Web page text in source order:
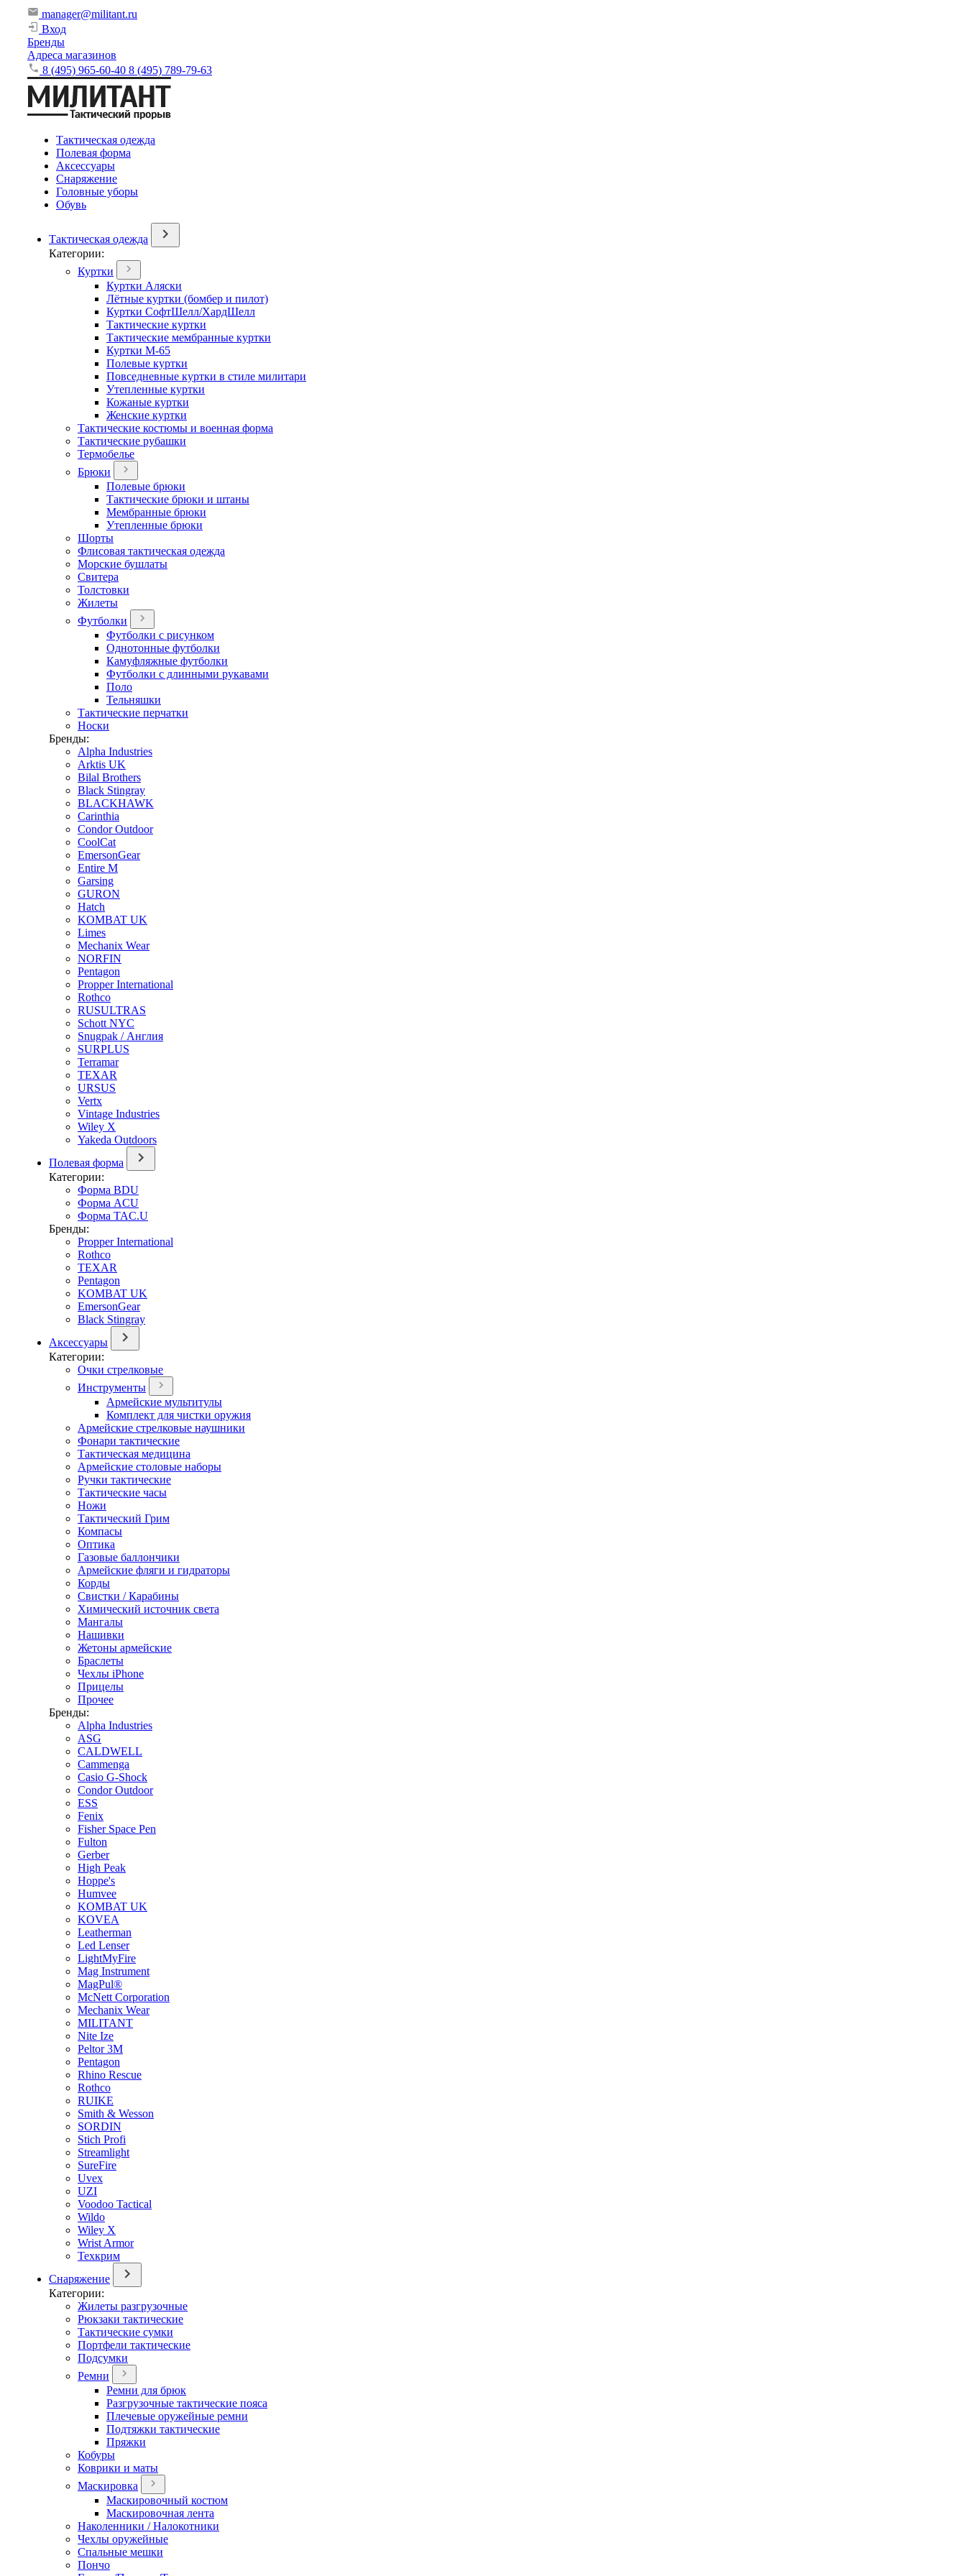
manager@militant.ru
Вход
Бренды
Адреса магазинов
8 (495) 965-60-40 8 (495) 789-79-63
Тактическая одежда
Полевая форма
Аксессуары
Снаряжение
Головные уборы
Обувь
Тактическая одежда
Категории:
Куртки
Куртки Аляски
Лётные куртки (бомбер и пилот)
Куртки СофтШелл/ХардШелл
Тактические куртки
Тактические мембранные куртки
Куртки М-65
Полевые куртки
Повседневные куртки в стиле милитари
Утепленные куртки
Кожаные куртки
Женские куртки
Тактические костюмы и военная форма
Тактические рубашки
Термобелье
Брюки
Полевые брюки
Тактические брюки и штаны
Мембранные брюки
Утепленные брюки
Шорты
Флисовая тактическая одежда
Морские бушлаты
Свитера
Толстовки
Жилеты
Футболки
Футболки с рисунком
Однотонные футболки
Камуфляжные футболки
Футболки с длинными рукавами
Поло
Тельняшки
Тактические перчатки
Носки
Бренды:
Alpha Industries
Arktis UK
Bilal Brothers
Black Stingray
BLACKHAWK
Carinthia
Condor Outdoor
CoolCat
EmersonGear
Entire M
Garsing
GURON
Hatch
KOMBAT UK
Limes
Mechanix Wear
NORFIN
Pentagon
Propper International
Rothco
RUSULTRAS
Schott NYC
Snugpak / Англия
SURPLUS
Terramar
TEXAR
URSUS
Vertx
Vintage Industries
Wiley X
Yakeda Outdoors
Полевая форма
Категории:
Форма BDU
Форма ACU
Форма TAC.U
Бренды:
Propper International
Rothco
TEXAR
Pentagon
KOMBAT UK
EmersonGear
Black Stingray
Аксессуары
Категории:
Очки стрелковые
Инструменты
Армейские мультитулы
Комплект для чистки оружия
Армейские стрелковые наушники
Фонари тактические
Тактическая медицина
Армейские столовые наборы
Ручки тактические
Тактические часы
Ножи
Тактический Грим
Компасы
Оптика
Газовые баллончики
Армейские фляги и гидраторы
Корды
Свистки / Карабины
Химический источник света
Мангалы
Нашивки
Жетоны армейские
Браслеты
Чехлы iPhone
Прицелы
Прочее
Бренды:
Alpha Industries
ASG
CALDWELL
Cammenga
Casio G-Shock
Condor Outdoor
ESS
Fenix
Fisher Space Pen
Fulton
Gerber
High Peak
Hoppe's
Humvee
KOMBAT UK
KOVEA
Leatherman
Led Lenser
LightMyFire
Mag Instrument
MagPul®
McNett Corporation
Mechanix Wear
MILITANT
Nite Ize
Peltor 3M
Pentagon
Rhino Rescue
Rothco
RUIKE
Smith & Wesson
SORDIN
Stich Profi
Streamlight
SureFire
Uvex
UZI
Voodoo Tactical
Wildo
Wiley X
Wrist Armor
Техкрим
Снаряжение
Категории:
Жилеты разгрузочные
Рюкзаки тактические
Тактические сумки
Портфели тактические
Подсумки
Ремни
Ремни для брюк
Разгрузочные тактические пояса
Плечевые оружейные ремни
Подтяжки тактические
Пряжки
Кобуры
Коврики и маты
Маскировка
Маскировочный костюм
Маскировочная лента
Наколенники / Налокотники
Чехлы оружейные
Спальные мешки
Пончо